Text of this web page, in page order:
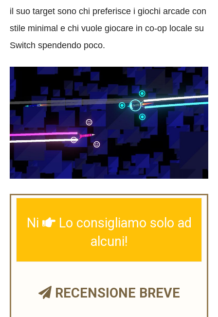
il suo target sono chi preferisce i giochi arcade con
stile minimal e chi vuole giocare in co-op locale su
Switch spendendo poco.
Ni
Lo consigliamo solo ad
alcuni!
RECENSIONE BREVE